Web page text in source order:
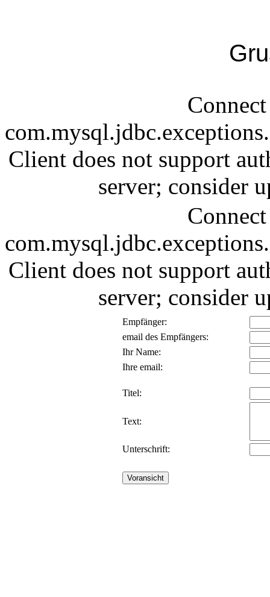
Client does not support
server; consider
Client does not support
server; consider
Empfänger:
email des Empfängers:
Ihr Name:
Ihre email:
Titel:
Text:
Unterschrift: